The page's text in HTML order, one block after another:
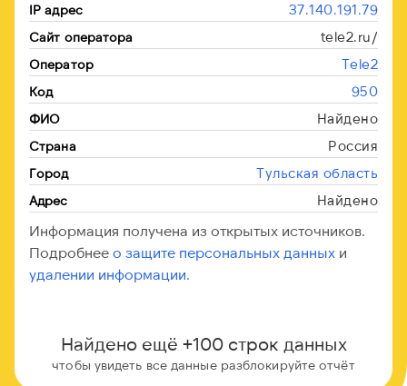
IP адрес 37.140.191.79
Сайт оператора tele2.ru/
Оператор Tele2
Код 950
ФИО Найдено
Страна Россия
Город Тульская область
Адрес Найдено
Информация получена из открытых источников.
Подробнее о защите персональных данных и
удалении информации.
Найдено ещё +100 строк данных
чтобы увидеть все данные разблокируйте отчёт